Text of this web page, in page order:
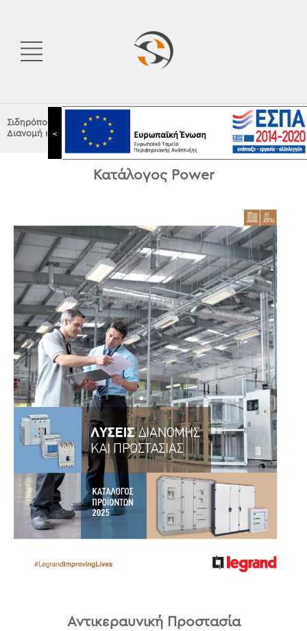
<
Σιδηρόπουλος Α.Ε.| ΗΛΕΚΤΡΟΛΟΓΙΚΟ ΥΛΙΚΟ Legrand|
Διανομή και Προστασία
Κατάλογος Power
Αντικεραυνική Προστασία